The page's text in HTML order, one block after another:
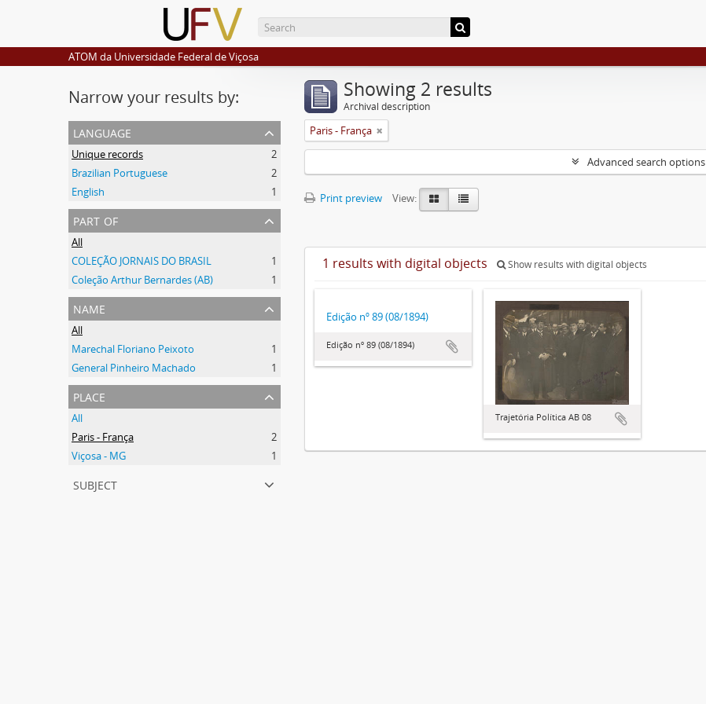
ATOM da Universidade Federal de Viçosa
Narrow your results by:
language
Unique records
2
Brazilian Portuguese
2
English
1
part of
All
COLEÇÃO JORNAIS DO BRASIL
1
Coleção Arthur Bernardes (AB)
1
name
All
Marechal Floriano Peixoto
1
General Pinheiro Machado
1
place
All
Paris - França
2
Viçosa - MG
1
subject
Showing 2 results
Archival description
Paris - França
Advanced search options
Print preview
View:
1 results with digital objects Show results with digital objects
Edição nº 89 (08/1894)
Edição nº 89 (08/1894)
Trajetória Política AB 08